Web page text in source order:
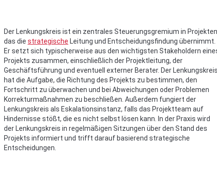
Der Lenkungskreis ist ein zentrales Steuerungsgremium in
das die strategische Leitung und Entscheidungsfindung übernimmt.
Er setzt sich typischerweise aus den wichtigsten Stakeholdern
Projekts zusammen, einschließlich der Projektleitung, der
Geschäftsführung und eventuell externer Berater. Der
hat die Aufgabe, die Richtung des Projekts zu bestimmen, den
Fortschritt zu überwachen und bei Abweichungen oder Problemen
Korrekturmaßnahmen zu beschließen. Außerdem fungiert der
Lenkungskreis als Eskalationsinstanz, falls das Projektteam auf
Hindernisse stößt, die es nicht selbst lösen kann. In der Praxis wird
der Lenkungskreis in regelmäßigen Sitzungen über den Stand des
Projekts informiert und trifft darauf basierend strategische
Entscheidungen.